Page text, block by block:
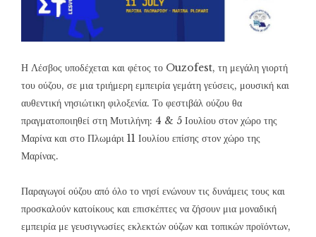
Η Λέσβος υποδέχεται και φέτος το Ouzofest, τη μεγάλη γιορτή
του ούζου, σε μια τριήμερη εμπειρία γεμάτη γεύσεις, μουσική και
αυθεντική νησιώτικη φιλοξενία. Το φεστιβάλ ούζου θα
πραγματοποιηθεί στη Μυτιλήνη: 4 & 5 Ιουλίου στον χώρο της
Μαρίνα και στο Πλωμάρι 11 Ιουλίου επίσης στον χώρο της
Μαρίνας.
Παραγωγοί ούζου από όλο το νησί ενώνουν τις δυνάμεις τους και
προσκαλούν κατοίκους και επισκέπτες να ζήσουν μια μοναδική
εμπειρία με γευσιγνωσίες εκλεκτών ούζων και τοπικών προϊόντων,